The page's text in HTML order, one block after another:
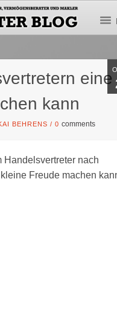
eine
kann
BEHRENS /0comments
Handelsvertreter nach
Freude machen